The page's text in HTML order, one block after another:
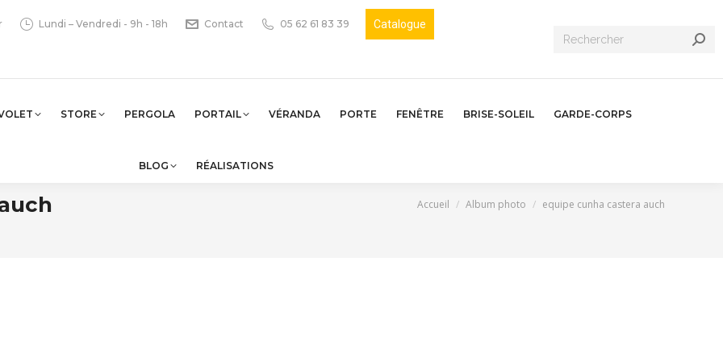
Lundi – Vendredi - 9h - 18h Contact 05 62 61 83 39 Catalogue
Recherche
STORE PERGOLA PORTAIL VÉRANDA PORTE FENÊTRE BRISE-SOLEIL GARDE-CORPS
BLOG RÉALISATIONS
Vous êtes ici :
Accueil Album photo equipe cunha castera auch